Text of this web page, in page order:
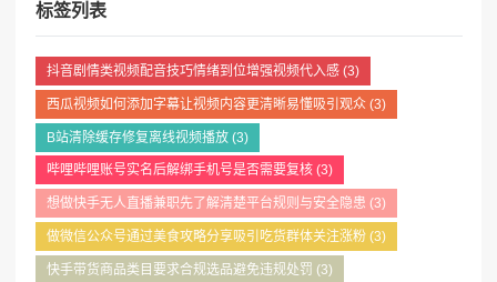
标签列表
抖音剧情类视频配音技巧情绪到位增强视频代入感(3)
西瓜视频如何添加字幕让视频内容更清晰易懂吸引观众(3)
B站清除缓存修复离线视频播放(3)
哔哩哔哩账号实名后解绑手机号是否需要复核(3)
想做快手无人直播兼职先了解清楚平台规则与安全隐患 (3)
做微信公众号通过美食攻略分享吸引吃货群体关注涨粉(3)
快手带货商品类目要求合规选品避免违规处罚 (3)